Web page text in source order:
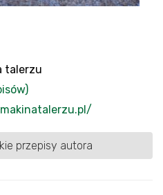
talerzu
przepisy autora